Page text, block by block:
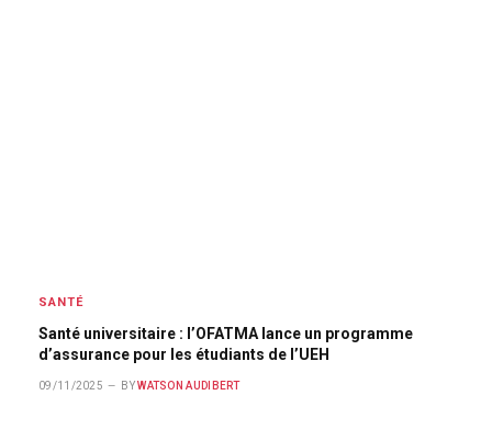
SANTÉ
Santé universitaire : l’OFATMA lance un programme
d’assurance pour les étudiants de l’UEH
09/11/2025 BY WATSON AUDIBERT